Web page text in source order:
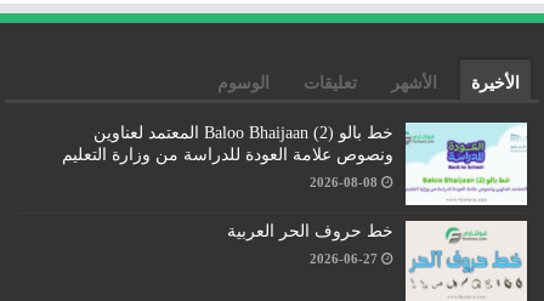
الأخيرة الأشهر تعليقات الوسوم
خط بالو (2) Baloo Bhaijaan المعتمد لعناوين
ونصوص علامة العودة للدراسة من وزارة التعليم
2026-08-08
خط حروف الحر العربية
2026-06-27